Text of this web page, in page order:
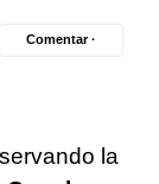
Comentar ·
la